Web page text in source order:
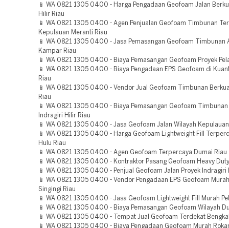
📱 WA 0821 1305 0400 - Harga Pengadaan Geofoam Jalan
Hilir Riau
📱 WA 0821 1305 0400 - Agen Penjualan Geofoam Timbunan
Kepulauan Meranti Riau
📱 WA 0821 1305 0400 - Jasa Pemasangan Geofoam Timbunan
Kampar Riau
📱 WA 0821 1305 0400 - Biaya Pemasangan Geofoam Proyek
📱 WA 0821 1305 0400 - Biaya Pengadaan EPS Geofoam di
Riau
📱 WA 0821 1305 0400 - Vendor Jual Geofoam Timbunan
Riau
📱 WA 0821 1305 0400 - Biaya Pemasangan Geofoam Timbunan
Indragiri Hilir Riau
📱 WA 0821 1305 0400 - Jasa Geofoam Jalan Wilayah
📱 WA 0821 1305 0400 - Harga Geofoam Lightweight Fill
Hulu Riau
📱 WA 0821 1305 0400 - Agen Geofoam Terpercaya Dumai Riau
📱 WA 0821 1305 0400 - Kontraktor Pasang Geofoam Heavy
📱 WA 0821 1305 0400 - Penjual Geofoam Jalan Proyek Indragiri
📱 WA 0821 1305 0400 - Vendor Pengadaan EPS Geofoam
Singingi Riau
📱 WA 0821 1305 0400 - Jasa Geofoam Lightweight Fill Murah
📱 WA 0821 1305 0400 - Biaya Pemasangan Geofoam Wilayah
📱 WA 0821 1305 0400 - Tempat Jual Geofoam Terdekat
📱 WA 0821 1305 0400 - Biaya Pengadaan Geofoam Murah